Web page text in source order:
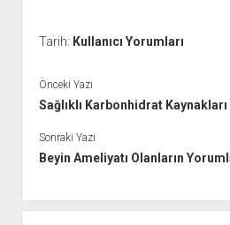
Tarih: Kullanıcı Yorumları
Önceki Yazı
Sağlıklı Karbonhidrat
Sonraki Yazı
Beyin Ameliyatı Olanların